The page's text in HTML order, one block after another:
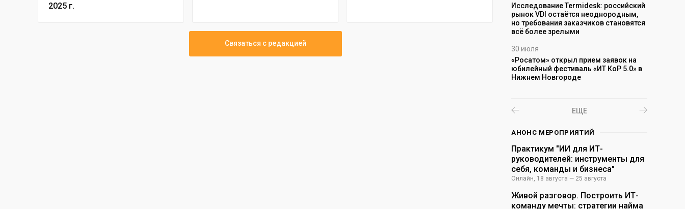
2025 г.
Связаться с редакцией
Исследование Termidesk: российский
рынок VDI остаётся неоднородным,
но требования заказчиков становятся
всё более зрелыми
30 июля
«Росатом» открыл прием заявок на
юбилейный фестиваль «ИТ КоР 5.0» в
Нижнем Новгороде
ЕЩЕ
АНОНС МЕРОПРИЯТИЙ
Практикум "ИИ для ИТ-
руководителей: инструменты для
себя, команды и бизнеса"
Онлайн 18 августа — 25 августа
Живой разговор. Построить ИТ-
команду мечты: стратегии найма